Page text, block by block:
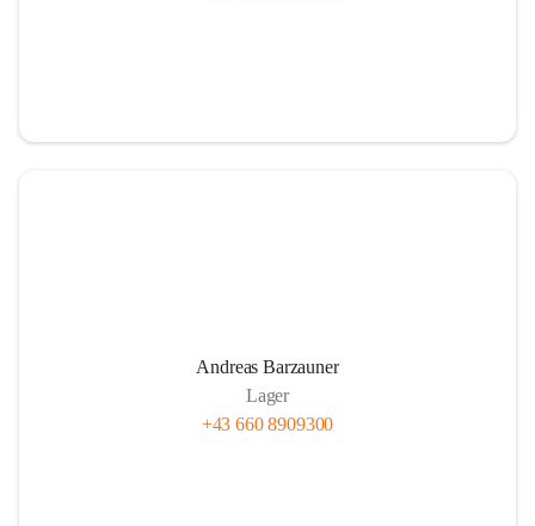
Andreas Barzauner
Lager
+43 660 8909300